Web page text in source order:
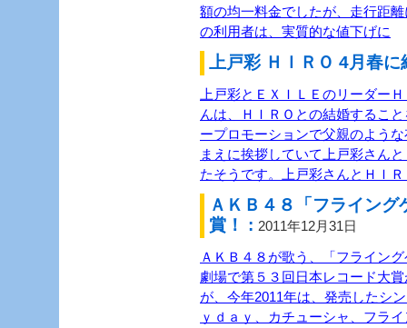
額の均一料金でしたが、走行距
の利用者は、実質的な値下げに
上戸彩 ＨＩＲＯ 4月春
上戸彩とＥＸＩＬＥのリーダー
んは、ＨＩＲＯとの結婚するこ
ープロモーションで父親のよう
まえに挨拶していて上戸彩さん
たそうです。上戸彩さんとＨＩ
ＡＫＢ４８「フライン
賞！ : 2011年12月31日
ＡＫＢ４８が歌う、「フライン
劇場で第５３回日本レコード大
が、今年2011年は、発売したシ
ｙｄａｙ、カチューシャ、フラ